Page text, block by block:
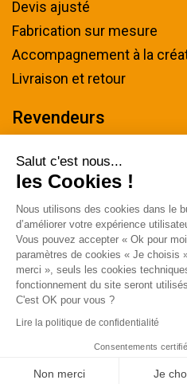
Devis ajusté
Fabrication sur mesure
Accompagnement à la
Livraison et retour
Revendeurs
Nous contacter
Tel : 04 94 48 50 57
Écrivez-nous
Horaires & plan d'accès
Salut c'est nous...
les Cookies !
Nous utilisons des cookies dans le
d’améliorer votre expérience
Vous pouvez accepter « Ok pour
paramètres de cookies « Je choisis
merci », seuls les cookies
fonctionnement du site seront
C'est OK pour vous ?
Lire la politique de confidentialité
Consentements
Non merci Je